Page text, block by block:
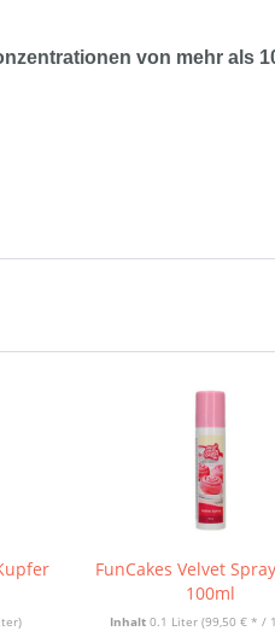
von mehr als
FunCakes Velvet
100ml
Inhalt0.1 Liter(99,50 € * /